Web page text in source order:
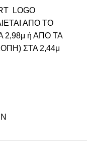
LOGO
ΑΠΟ ΤΟ
2,98μ ή ΑΠΟ ΤΑ
ΣΤΑ 2,44μ